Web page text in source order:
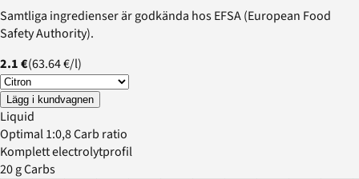
Samtliga ingredienser är godkända hos EFSA (European Food
Safety Authority).
2.1 €(63.64 €/l)
Lägg i kundvagnen
Liquid
Optimal 1:0,8 Carb ratio
Komplett electrolytprofil
20 g Carbs